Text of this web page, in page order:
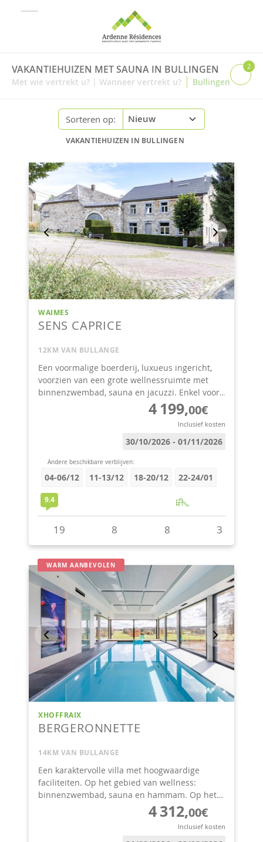
VAKANTIEHUIZEN MET SAUNA IN BULLINGEN
Met wie vertrekt u? | Wanneer vertrekt u? | Bullingen
2
Sorteren op:
VAKANTIEHUIZEN IN BULLINGEN